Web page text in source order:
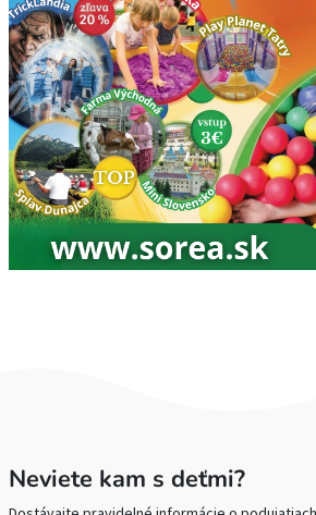
Neviete kam s deťmi?